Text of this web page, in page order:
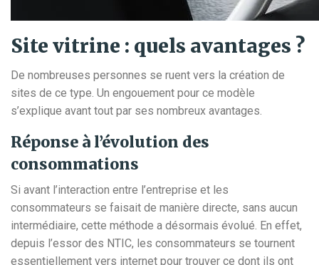
Site vitrine : quels avantages ?
De nombreuses personnes se ruent vers la création de
sites de ce type. Un engouement pour ce modèle
s’explique avant tout par ses nombreux avantages.
Réponse à l’évolution des
consommations
Si avant l’interaction entre l’entreprise et les
consommateurs se faisait de manière directe, sans aucun
intermédiaire, cette méthode a désormais évolué. En effet,
depuis l’essor des NTIC, les consommateurs se tournent
essentiellement vers internet pour trouver ce dont ils ont